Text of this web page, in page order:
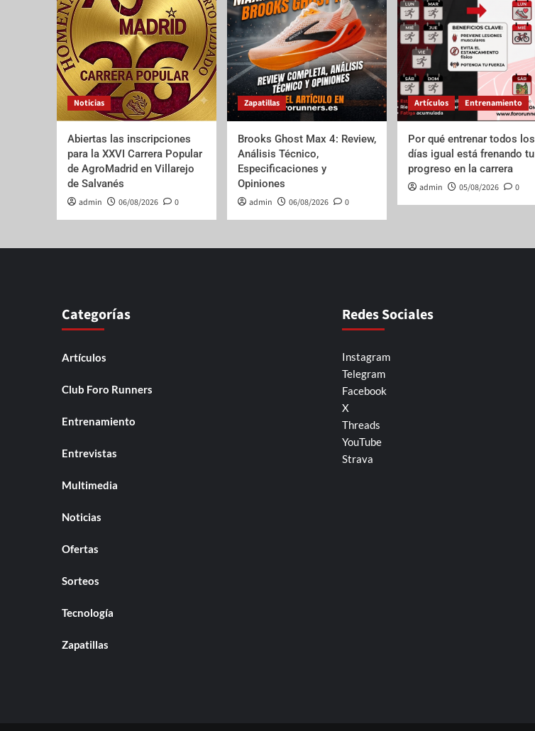
Noticias
Abiertas las inscripciones
para la XXVI Carrera Popular
de AgroMadrid en Villarejo
de Salvanés
admin 06/08/2026 0
Zapatillas
Brooks Ghost Max 4: Review,
Análisis Técnico,
Especificaciones y
Opiniones
admin 06/08/2026 0
Artículos Entrenamiento
Por qué entrenar todos los
días igual está frenando tu
progreso en la carrera
admin 05/08/2026 0
Categorías
Artículos
Club Foro Runners
Entrenamiento
Entrevistas
Multimedia
Noticias
Ofertas
Sorteos
Tecnología
Zapatillas
Redes Sociales
Instagram
Telegram
Facebook
X
Threads
YouTube
Strava